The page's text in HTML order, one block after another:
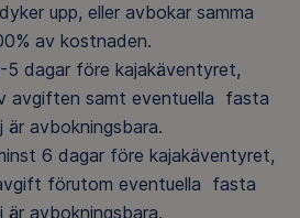
upp, eller avbokar samma
av kostnaden.
5 dagar före kajakäventyret,
avgiften samt eventuella fasta
avbokningsbara.
6 dagar före kajakäventyret,
förutom eventuella fasta
avbokningsbara.